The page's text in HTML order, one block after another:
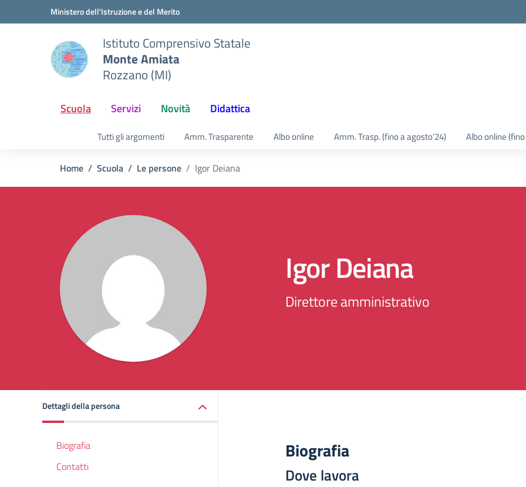
Vai ai contenuti
Vai al menu di navigazioneMinistero dell'Istruzione e del Merito
Istituto Comprensivo Statale
Monte Amiata
Rozzano (MI)
Scuola Servizi Novità Didattica
Tutti gli argomenti Amm. Trasparente Albo online Amm. Trasp. (fino a agosto’24) Albo online
Home Scuola Le persone Igor Deiana
Igor Deiana
Direttore amministrativo
Dettagli della persona
Biografia
Contatti
Biografia
Dove lavora